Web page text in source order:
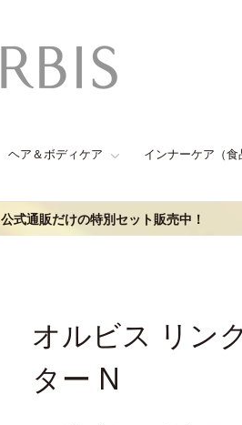
ヘア＆ボディケア インナーケア（食
公式通販だけの特別セット販売中！
オルビス リン
ター N